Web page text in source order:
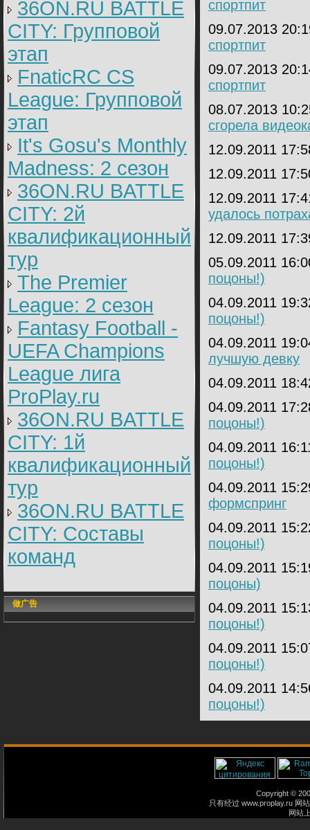
36ON.RU BATTLE
CITY: Групповой
этап
FnaticRC CS
League: Групповой
этап
It's Gosu's Monthly
Madness: 2 сезон
36ON.RU BATTLE
CITY: 2й
квалификационный
тур
The Premier
League: 2 cезон
Fantasy Football -
UEFA Champions
League лига
ProPlay.ru
36ON.RU BATTLE
CITY: 1й
квалификационный
тур
36ON.RU BATTLE
CITY: Составы
команд
做广告
спортпит
09.07.2013
спортпит
09.07.2013
спортпит
08.07.2013
сгорела
12.09.2011
12.09.2011
12.09.2011
удалось
12.09.2011
05.09.2011
поцоны!)
04.09.2011
поцоны!)
04.09.2011
лучшую девку
04.09.2011
04.09.2011
поцоны!)
04.09.2011
поцоны!)
04.09.2011
формспринг
04.09.2011
поцоны!)
04.09.2011
поцоны)
04.09.2011
поцоны!)
04.09.2011
поцоны!)
04.09.2011
поцоны!)
Copyright ©
只有经过 www.proplay.ru 网
网站